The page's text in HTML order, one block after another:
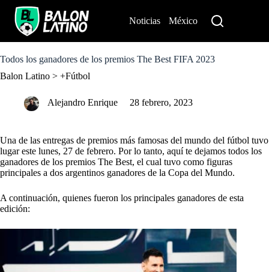
o
o
Noticias México
Todos los ganadores de los premios The Best FIFA 2023
Balon Latino > +Fútbol
Alejandro Enrique 28 febrero, 2023
Una de las entregas de premios más famosas del mundo del fútbol tuvo
lugar este lunes, 27 de febrero. Por lo tanto, aquí te dejamos todos los
ganadores de los premios The Best, el cual tuvo como figuras
principales a dos argentinos ganadores de la Copa del Mundo.
A continuación, quienes fueron los principales ganadores de esta
edición: